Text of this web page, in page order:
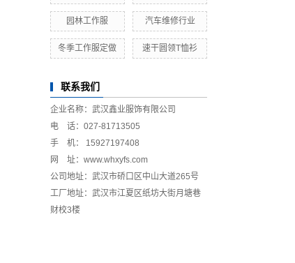
园林工作服 汽车维修行业
冬季工作服定做 速干圆领T恤衫
联系我们
企业名称：武汉鑫业服饰有限公司
电 话：027-81713505
手 机： 15927197408
网 址：www.whxyfs.com
公司地址：武汉市硚口区中山大道265号
工厂地址：武汉市江夏区纸坊大街月塘巷
财校3楼